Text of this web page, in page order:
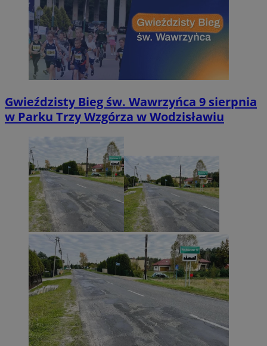
Gwieździsty Bieg św. Wawrzyńca 9 sierpnia
w Parku Trzy Wzgórza w Wodzisławiu